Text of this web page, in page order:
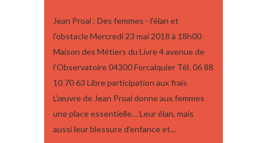
Jean Proal : Des femmes - l'élan et
l'obstacle Mercredi 23 mai 2018 à 18h00
Maison des Métiers du Livre 4 avenue de
l’Observatoire 04300 Forcalquier Tél. 06 88
10 70 63 Libre participation aux frais
L’œuvre de Jean Proal donne aux femmes
une place essentielle… Leur élan, mais
aussi leur blessure d’enfance et...